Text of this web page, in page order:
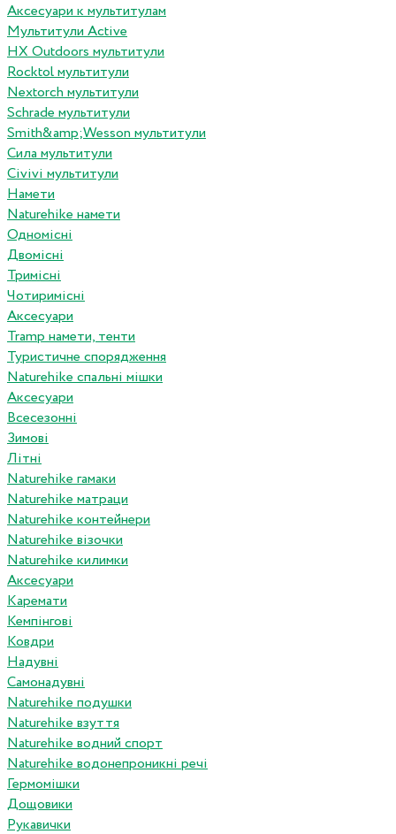
Аксесуари к мультитулам
Мультитули Active
HX Outdoors мультитули
Rocktol мультитули
Nextorch мультитули
Schrade мультитули
Smith&amp;Wesson мультитули
Сила мультитули
Civivi мультитули
Намети
Naturehike намети
Одномісні
Двомісні
Тримісні
Чотиримісні
Аксесуари
Tramp намети, тенти
Туристичне спорядження
Naturehike спальні мішки
Аксесуари
Всесезонні
Зимові
Літні
Naturehike гамаки
Naturehike матраци
Naturehike контейнери
Naturehike візочки
Naturehike килимки
Аксесуари
Каремати
Кемпінгові
Ковдри
Надувні
Самонадувні
Naturehike подушки
Naturehike взуття
Naturehike водний спорт
Naturehike водонепроникні речі
Гермомішки
Дощовики
Рукавички